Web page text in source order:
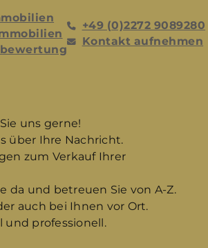
+49 (0)2272 9089280
Kontakt aufnehmen
uns gerne!
über Ihre Nachricht.
zum Verkauf Ihrer
da und betreuen Sie von A-Z.
auch bei Ihnen vor Ort.
und professionell.